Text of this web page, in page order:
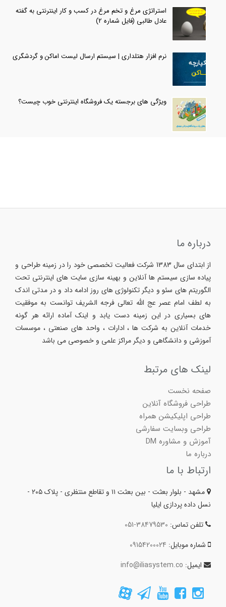
استراتژی مرغ و تخم مرغ در کسب و کار اینترنتی به گفته
عادل طالبی (فایل شماره 2)
نرم افزار هتلداری | سیستم ارسال لیست اماکن و گردشگری
ویژگی های برجسته یک فروشگاه اینترنتی خوب چیست؟
درباره ما
از ابتدای سال 1383 شرکت فعالیت تخصصی خود را در زمینه طراحی و
پیاده سازی سیستم ها آنلاین و بهینه سازی سایت های اینترنتی تحت
الگوریتم های سئو و دیگر تکنولوژی های روز ادامه داد و در مدتی اندک
به لطف امام عصر عج الله تعالی فرجه الشریف توانست به موفقیت
های بسیاری در این زمینه دست یابد و اینک آماده ارائه هر گونه
خدمات آنلاین به شرکت ها ، ادارات ، واحد های صنعتی ، موسسات
آموزشی و دانشگاهی و دیگر مراکز علمی و خصوصی می باشد
لینک های مرتبط
صفحه نخست
طراحی فروشگاه آنلاین
طراحی اپلیکیشن همراه
طراحی وبسایت سفارشی
آموزش و مشاوره DM
درباره ما
ارتباط با ما
مشهد - بلوار بعثت - بین بعثت ۱۱ و تقاطع منتظری - پلاک ۲۰۵ -
نسل داده پردازی ایلیا
تلفن تماس: 051-38479530
شماره موبایل: 09154200024
ایمیل: info@iliasystem.co